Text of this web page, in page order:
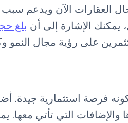
الآن ويدعم سبب
يمكنك الإشارة إلى أن بلغ حجم
فرصة استثمارية جيدة.